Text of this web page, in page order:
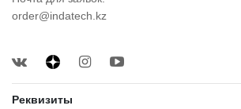
order@indatech.kz
Реквизиты